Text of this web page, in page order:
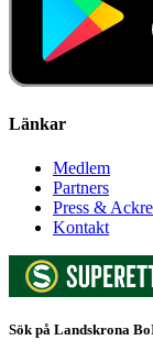
Länkar
Medlem
Partners
Press &
Kontakt
Sök på Landskrona